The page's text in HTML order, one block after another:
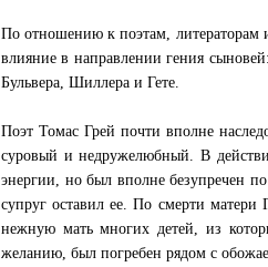
По отношению к поэтам, литераторам
влияние в направлении гения
Бульвера, Шиллера и Гете.
Поэт Томас Грей почти вполне
суровый и недружелюбный. В
энергии, но был вполне безупречен
супруг оставил ее. По смерти
нежную мать многих детей, из
желанию, был погребен рядом с